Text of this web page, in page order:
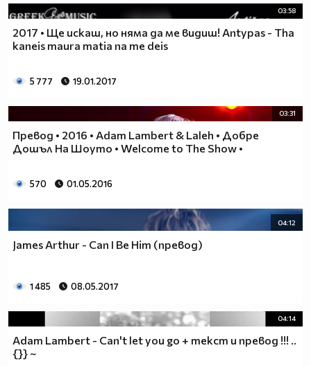
03:58
2017 • Ще искаш, но няма да ме видиш! Antypas - Tha
kaneis maura matia na me deis
5 777 19.01.2017
03:31
Превод • 2016 • Adam Lambert & Laleh • Добре
Дошъл На Шоуто • Welcome to The Show •
570 01.05.2016
04:12
James Arthur - Can I Be Him (превод)
1 485 08.05.2017
04:14
Adam Lambert - Can't let you go + текст и превод !!! ..
{}} ~